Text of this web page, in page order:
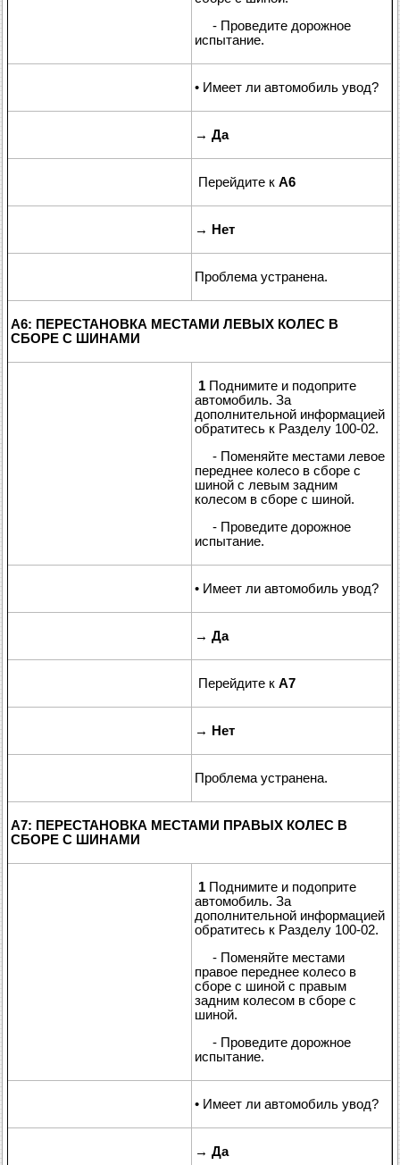
- Проведите дорожное
испытание.
• Имеет ли автомобиль увод?
→ Да
Перейдите к A6
→ Нет
Проблема устранена.
A6: ПЕРЕСТАНОВКА МЕСТАМИ ЛЕВЫХ КОЛЕС В
СБОРЕ С ШИНАМИ
1 Поднимите и подоприте
автомобиль. За
дополнительной информацией
обратитесь к Разделу 100-02.
- Поменяйте местами левое
переднее колесо в сборе с
шиной с левым задним
колесом в сборе с шиной.
- Проведите дорожное
испытание.
• Имеет ли автомобиль увод?
→ Да
Перейдите к A7
→ Нет
Проблема устранена.
A7: ПЕРЕСТАНОВКА МЕСТАМИ ПРАВЫХ КОЛЕС В
СБОРЕ С ШИНАМИ
1 Поднимите и подоприте
автомобиль. За
дополнительной информацией
обратитесь к Разделу 100-02.
- Поменяйте местами
правое переднее колесо в
сборе с шиной с правым
задним колесом в сборе с
шиной.
- Проведите дорожное
испытание.
• Имеет ли автомобиль увод?
→ Да